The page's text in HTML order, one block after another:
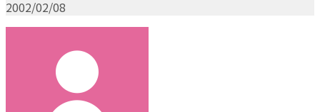
2002/02/08